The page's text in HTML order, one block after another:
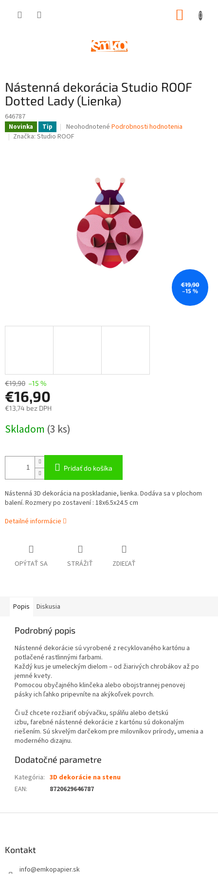
Nástenná dekorácia Studio ROOF
Dotted Lady (Lienka)
646787
Novinka Tip
Priemerné
hodnotenie
hviezdičiek.
Neohodnotené Podrobnosti hodnotenia
Značka: Studio ROOF
€19,90
–15 %
€19,90 –15 %
€16,90
€13,74 bez DPH
cena:
Skladom (3 ks)
Pridať do košíka
Nástenná 3D dekorácia na poskladanie, lienka. Dodáva sa v plochom
balení. Rozmery po zostavení : 18x6.5x24.5 cm
Detailné informácie
OPÝTAŤ SA STRÁŽIŤ ZDIEĽAŤ
Popis Diskusia
Podrobný popis
Nástenné dekorácie sú vyrobené z recyklovaného kartónu a
potlačené rastlinnými farbami.
Každý kus je umeleckým dielom – od žiarivých chrobákov až po
jemné kvety.
Pomocou obyčajného klinčeka alebo obojstrannej penovej
pásky ich ľahko pripevníte na akýkoľvek povrch.
Či už chcete rozžiariť obývačku, spálňu alebo detskú
izbu, farebné nástenné dekorácie z kartónu sú dokonalým
riešením. Sú skvelým darčekom pre milovníkov prírody, umenia a
moderného dizajnu.
Dodatočné parametre
Kategória: 3D dekorácie na stenu
EAN: 8720629646787
Kontakt
info@emkopapier.sk